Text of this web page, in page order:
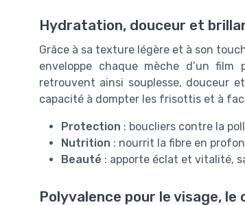
Hydratation, douceur et
Grâce à sa texture légère et à son
enveloppe chaque mèche d’un
retrouvent ainsi souplesse, douceur
capacité à dompter les frisottis et à
Protection : boucliers contre la
Nutrition : nourrit la fibre en
Beauté : apporte éclat et vitalité,
Polyvalence pour le visage, le